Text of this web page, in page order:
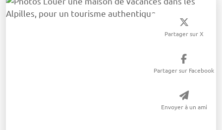
Partager sur X
Partager sur Facebook
Envoyer à un ami